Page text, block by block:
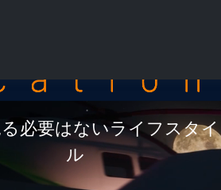
必要はないライフスタイ
ル